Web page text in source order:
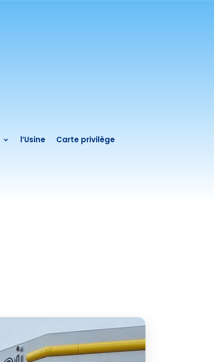
l’Usine Carte privilège